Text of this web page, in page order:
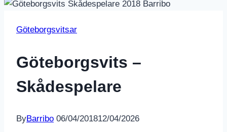
Göteborgsvitsar
Göteborgsvits –
Skådespelare
ByBarribo 06/04/201812/04/2026